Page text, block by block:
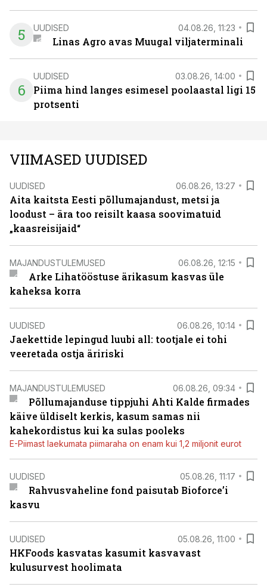
5 UUDISED 04.08.26, 11:23
Linas Agro avas Muugal viljaterminali
6
UUDISED 03.08.26, 14:00
Piima hind langes esimesel poolaastal ligi 15
protsenti
VIIMASED UUDISED
UUDISED 06.08.26, 13:27
Aita kaitsta Eesti põllumajandust, metsi ja
loodust – ära too reisilt kaasa soovimatuid
„kaasreisijaid“
MAJANDUSTULEMUSED 06.08.26, 12:15
Arke Lihatööstuse ärikasum kasvas üle
kaheksa korra
UUDISED 06.08.26, 10:14
Jaekettide lepingud luubi all: tootjale ei tohi
veeretada ostja äririski
MAJANDUSTULEMUSED 06.08.26, 09:34
Põllumajanduse tippjuhi Ahti Kalde firmades
käive üldiselt kerkis, kasum samas nii
kahekordistus kui ka sulas pooleks
E-Piimast laekumata piimaraha on enam kui 1,2 miljonit eurot
UUDISED 05.08.26, 11:17
Rahvusvaheline fond paisutab Bioforce’i
kasvu
UUDISED 05.08.26, 11:00
HKFoods kasvatas kasumit kasvavast
kulusurvest hoolimata